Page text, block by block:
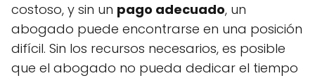
costoso, y sin un pago adecuado, un
abogado puede encontrarse en una posición
difícil. Sin los recursos necesarios, es posible
que el abogado no pueda dedicar el tiempo